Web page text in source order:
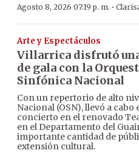
Agosto 8, 2026 07:19 p. m. ·
Arte y Espectáculos
Villarrica disfrutó
de gala con la
Sinfónica Nacional
Con un repertorio de alto
Nacional (OSN), llevó a
concierto en el renovado
en el Departamento del
importante cantidad de
extensión cultural.